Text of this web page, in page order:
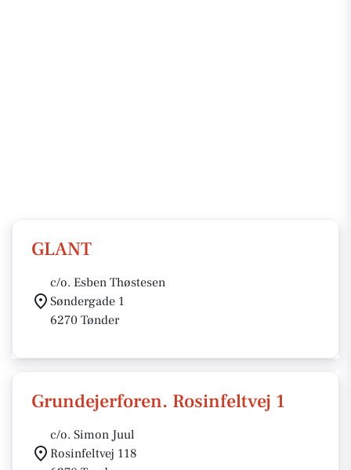
GLANT
c/o. Esben Thøstesen
Søndergade 1
6270 Tønder
Grundejerforen. Rosinfeltvej 1
c/o. Simon Juul
Rosinfeltvej 118